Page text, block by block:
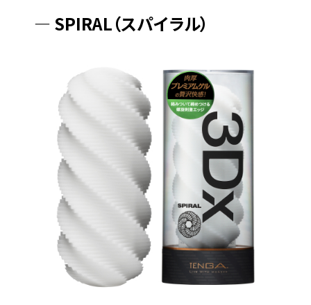
― SPIRAL（スパイラル）